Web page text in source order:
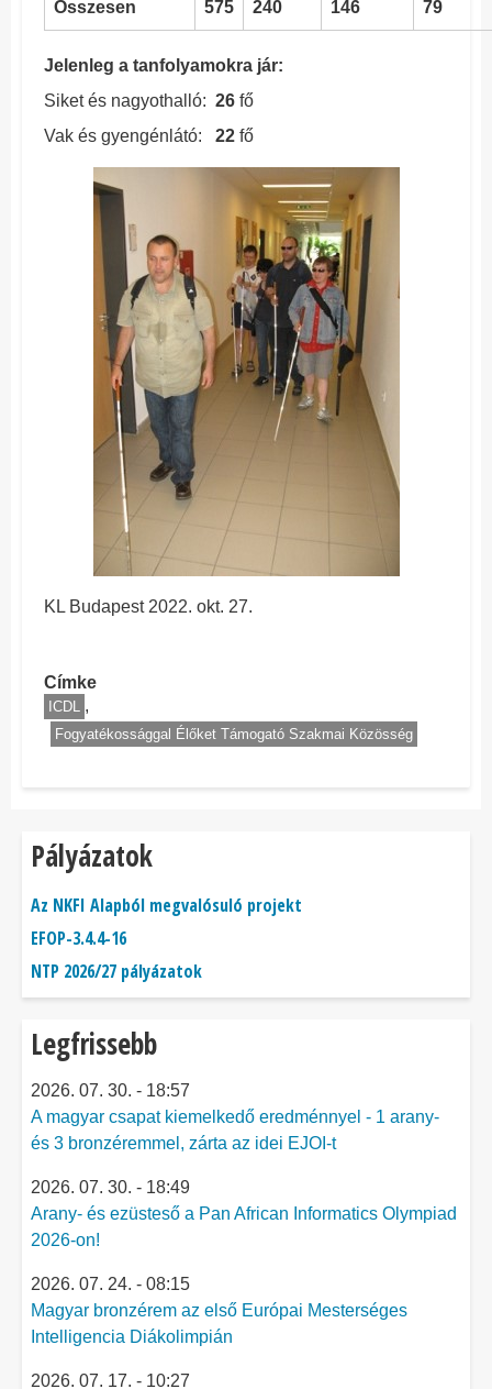
Összesen 575 240 146 79
Jelenleg a tanfolyamokra jár:
Siket és nagyothalló: 26 fő
Vak és gyengénlátó: 22 fő
KL Budapest 2022. okt. 27.
Címke
ICDL
Fogyatékossággal Élőket Támogató Szakmai Közösség
Pályázatok
Az NKFI Alapból megvalósuló projekt
EFOP-3.4.4-16
NTP 2026/27 pályázatok
Legfrissebb
2026. 07. 30. - 18:57
A magyar csapat kiemelkedő eredménnyel - 1 arany-
és 3 bronzéremmel, zárta az idei EJOI-t
2026. 07. 30. - 18:49
Arany- és ezüsteső a Pan African Informatics Olympiad
2026-on!
2026. 07. 24. - 08:15
Magyar bronzérem az első Európai Mesterséges
Intelligencia Diákolimpián
2026. 07. 17. - 10:27